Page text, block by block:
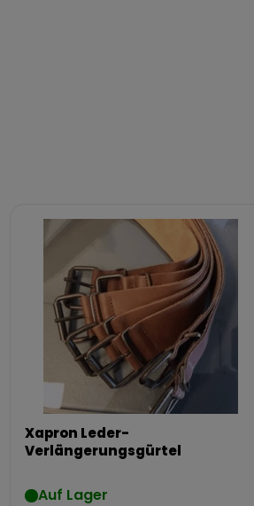
Xapron Leder-
Verlängerungsgürtel
Auf Lager